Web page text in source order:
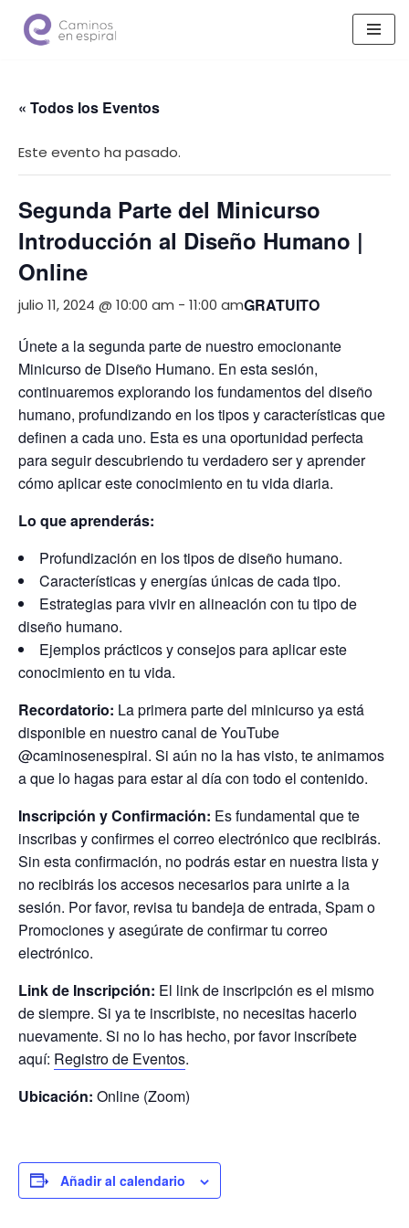
Saltar
« Todos los Eventos
Este evento ha pasado.
Segunda Parte del Minicurso
Introducción al Diseño Humano |
Online
julio 11, 2024 @ 10:00 am - 11:00 amGRATUITO
Únete a la segunda parte de nuestro emocionante
Minicurso de Diseño Humano. En esta sesión,
continuaremos explorando los fundamentos del diseño
humano, profundizando en los tipos y características que
definen a cada uno. Esta es una oportunidad perfecta
para seguir descubriendo tu verdadero ser y aprender
cómo aplicar este conocimiento en tu vida diaria.
Lo que aprenderás:
Profundización en los tipos de diseño humano.
Características y energías únicas de cada tipo.
Estrategias para vivir en alineación con tu tipo de
diseño humano.
Ejemplos prácticos y consejos para aplicar este
conocimiento en tu vida.
Recordatorio: La primera parte del minicurso ya está
disponible en nuestro canal de YouTube
@caminosenespiral. Si aún no la has visto, te animamos
a que lo hagas para estar al día con todo el contenido.
Inscripción y Confirmación: Es fundamental que te
inscribas y confirmes el correo electrónico que recibirás.
Sin esta confirmación, no podrás estar en nuestra lista y
no recibirás los accesos necesarios para unirte a la
sesión. Por favor, revisa tu bandeja de entrada, Spam o
Promociones y asegúrate de confirmar tu correo
electrónico.
Link de Inscripción: El link de inscripción es el mismo
de siempre. Si ya te inscribiste, no necesitas hacerlo
nuevamente. Si no lo has hecho, por favor inscríbete
aquí: Registro de Eventos.
Ubicación: Online (Zoom)
Añadir al calendario